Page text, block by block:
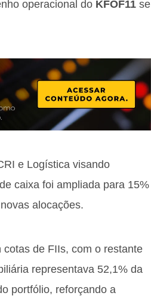
operacional do KFOF11 se
e Logística visando
caixa foi ampliada para 15%
alocações.
de FIIs, com o restante
representava 52,1% da
portfólio, reforçando a